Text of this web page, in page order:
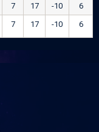
7 17 -10
6
7 17 -10 6